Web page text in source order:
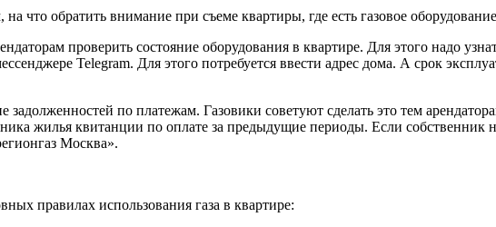
на что обратить внимание при съеме квартиры, где есть газовое
проверить состояние оборудования в квартире. Для этого надо
Telegram. Для этого потребуется ввести адрес дома. А срок
по платежам. Газовики советуют сделать это тем
жилья квитанции по оплате за предыдущие периоды. Если
Москва».
правилах использования газа в квартире: